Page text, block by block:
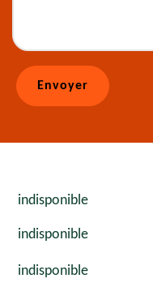
indisponible
indisponible
indisponible